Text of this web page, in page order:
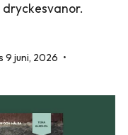
9 juni, 2026 •